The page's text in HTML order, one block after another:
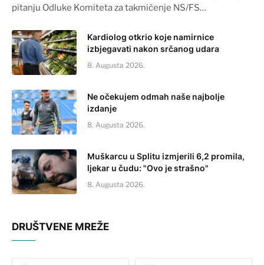
pitanju Odluke Komiteta za takmičenje NS/FS…
Kardiolog otkrio koje namirnice
izbjegavati nakon srčanog udara
8. Augusta 2026.
Ne očekujem odmah naše najbolje
izdanje
8. Augusta 2026.
Muškarcu u Splitu izmjerili 6,2 promila,
ljekar u čudu: "Ovo je strašno"
8. Augusta 2026.
DRUŠTVENE MREŽE